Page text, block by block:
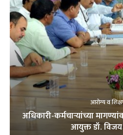
आरोग्य व
अधिकारी-कर्मचाऱ्यांच्या
आयुक्त डॉ. विजय